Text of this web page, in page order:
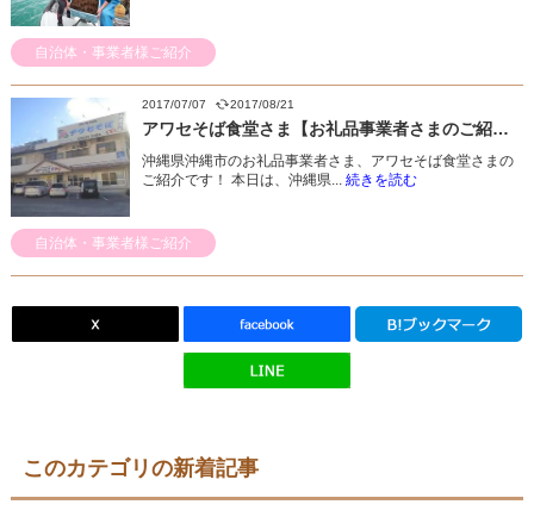
自治体・事業者様ご紹介
2017/07/07 2017/08/21
アワセそば食堂さま【お礼品事業者さまのご紹介】
沖縄県沖縄市のお礼品事業者さま、アワセそば食堂さまの
ご紹介です！ 本日は、沖縄県... 続きを読む
自治体・事業者様ご紹介
このカテゴリの新着記事